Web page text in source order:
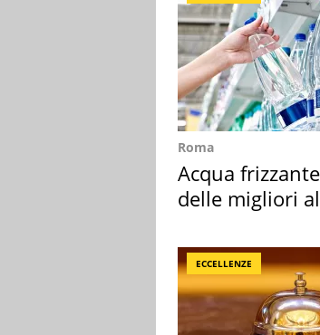
Roma
Acqua
delle migliori al
ECCELLENZE